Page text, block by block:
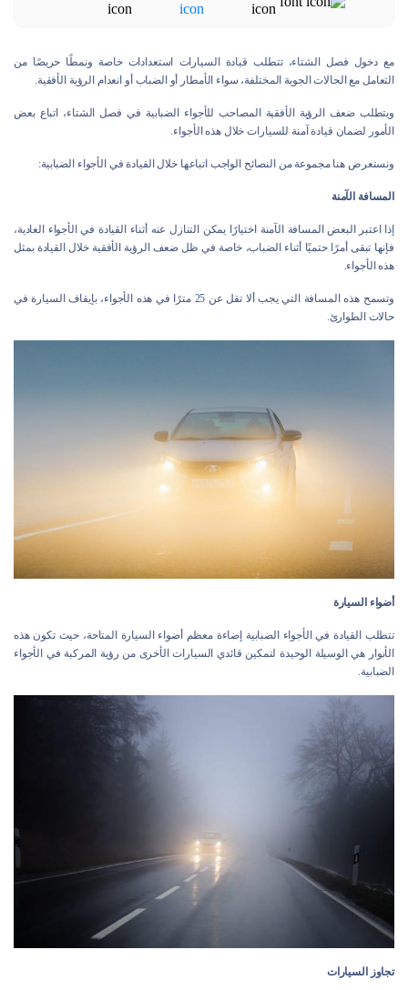
مع دخول فصل الشتاء، تتطلب قيادة السيارات استعدادات خاصة ونمطًا حريصًا من
التعامل مع الحالات الجوية المختلفة، سواء الأمطار أو الضباب أو انعدام الرؤية الأفقية.
ويتطلب ضعف الرؤية الأفقية المصاحب للأجواء الضبابية في فصل الشتاء، اتباع بعض
الأمور لضمان قيادة آمنة للسيارات خلال هذه الأجواء.
ونستعرض هنا مجموعة من النصائح الواجب اتباعها خلال القيادة في الأجواء الضبابية:
المسافة الآمنة
إذا اعتبر البعض المسافة الآمنة اختيارًا يمكن التنازل عنه أثناء القيادة في الأجواء العادية،
فإنها تبقى أمرًا حتميًا أثناء الضباب، خاصة في ظل ضعف الرؤية الأفقية خلال القيادة بمثل
هذه الأجواء.
وتسمح هذه المسافة التي يجب ألا تقل عن 25 مترًا في هذه الأجواء، بإيقاف السيارة في
حالات الطوارئ.
أضواء السيارة
تتطلب القيادة في الأجواء الضبابية إضاءة معظم أضواء السيارة المتاحة، حيث تكون هذه
الأنوار هي الوسيلة الوحيدة لتمكين قائدي السيارات الأخرى من رؤية المركبة في الأجواء
الضبابية.
تجاوز السيارات